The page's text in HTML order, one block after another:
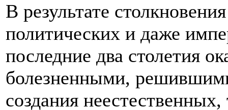
В результате
политических и даже
последние два столетия
болезненными,
создания